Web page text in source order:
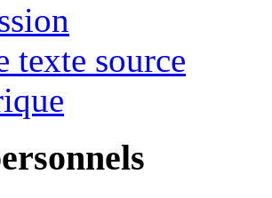
texte source